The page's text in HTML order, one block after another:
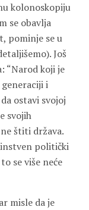
kolonoskopiju
se obavlja
pominje se u
Još
“Narod koji je
i
ostavi svojoj
svojih
štiti država.
politički
se više neće
misle da je